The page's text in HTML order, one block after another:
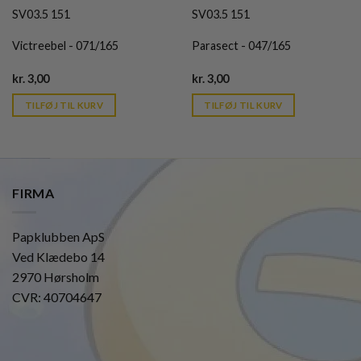
SV03.5 151
Victreebel - 071/165
kr.3,00Current
is:
kr. 39,95.
TILFØJ TIL KURV
SV03.5 151
Parasect - 047/165
kr.3,00Current
is:
kr. 39,95.
TILFØJ TIL KURV
FIRMA
Papklubben ApS
Ved Klædebo 14
2970 Hørsholm
CVR: 40704647